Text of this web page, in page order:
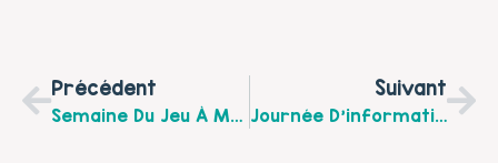
Précédent
Semaine Du Jeu À Montigny-En-Gohelle
Suivant
Journée D’information Jeunesse Le Mercredi 27 Mai 2026 À Oignies